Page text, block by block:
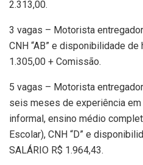
2.313,00.
3 vagas – Motorista
CNH “AB” e disponibilidade
1.305,00 + Comissão.
5 vagas – Motorista
seis meses de experiência
informal, ensino médio
Escolar), CNH “D” e
SALÁRIO R$ 1.964,43.